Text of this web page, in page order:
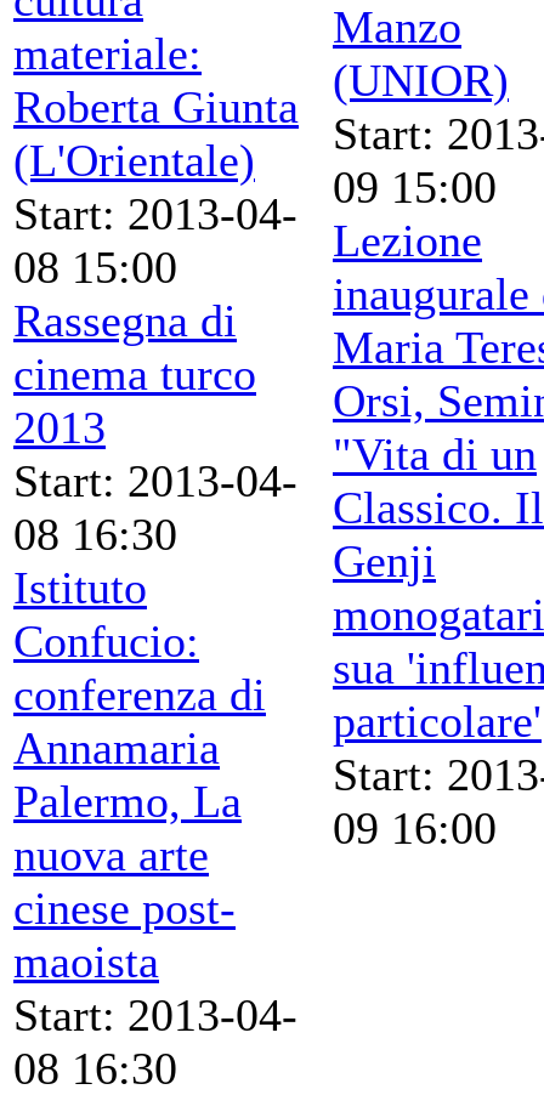
materiale:
Roberta Giunta
(L'Orientale)
Start: 2013-04-
08 15:00
Rassegna di
cinema turco
2013
Start: 2013-04-
08 16:30
Istituto
Confucio:
conferenza di
Annamaria
Palermo, La
nuova arte
cinese post-
maoista
Start: 2013-04-
08 16:30
Manzo
(UNIOR)
Start:
09 15:00
Lezione
inaugurale
Maria
Orsi,
"Vita di un
Classico. Il
Genji
sua
particolare'
Start:
09 16:00